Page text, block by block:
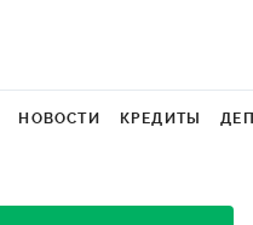
НОВОСТИ КРЕДИТЫ